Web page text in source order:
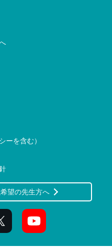
ーを含む）
望の先生方へ